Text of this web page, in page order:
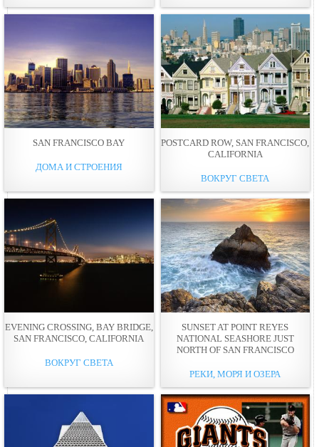
SAN FRANCISCO BAY
ДОМА И СТРОЕНИЯ
POSTCARD ROW, SAN FRANCISCO,
CALIFORNIA
ВОКРУГ СВЕТА
EVENING CROSSING, BAY BRIDGE,
SAN FRANCISCO, CALIFORNIA
ВОКРУГ СВЕТА
SUNSET AT POINT REYES
NATIONAL SEASHORE JUST
NORTH OF SAN FRANCISCO
РЕКИ, МОРЯ И ОЗЕРА